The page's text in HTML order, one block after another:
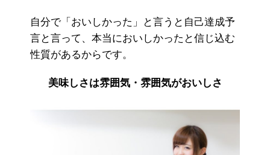
自分で「おいしかった」と言うと自己達成予
言と言って、本当においしかったと信じ込む
性質があるからです。
美味しさは雰囲気・雰囲気がおいしさ